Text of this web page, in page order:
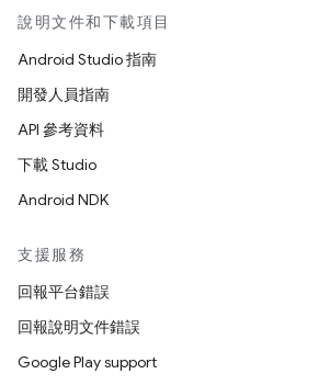
說明文件和下載項目
Android Studio 指南
開發人員指南
API 參考資料
下載 Studio
Android NDK
支援服務
回報平台錯誤
回報說明文件錯誤
Google Play support